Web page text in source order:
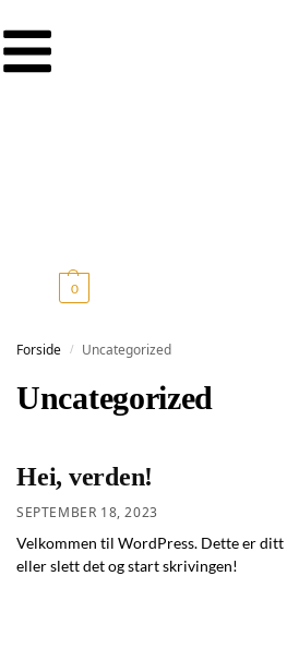
0
Forside / Uncategorized
Uncategorized
Hei, verden!
SEPTEMBER 18, 2023
Velkommen til WordPress. Dette er
eller slett det og start skrivingen!